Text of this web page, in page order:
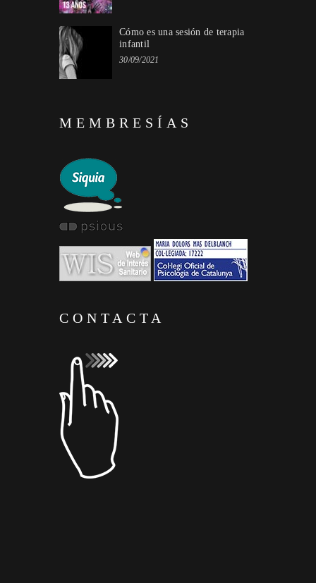
Cómo es una sesión de terapia
infantil
30/09/2021
MEMBRESÍAS
CONTACTA